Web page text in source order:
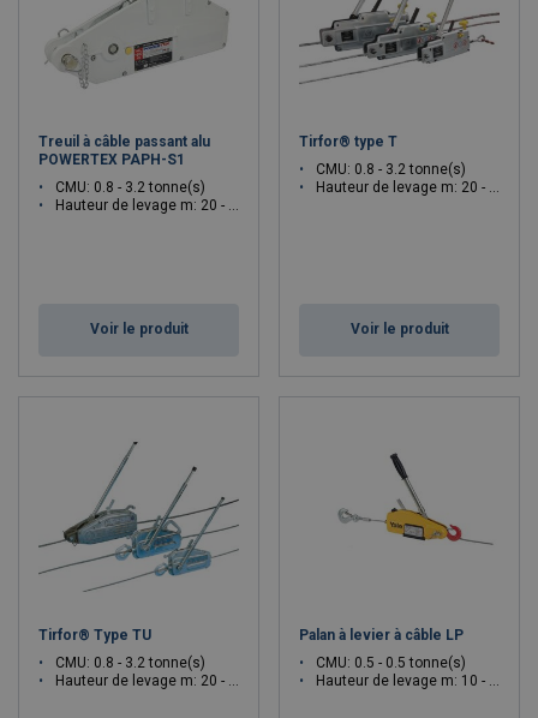
Treuil à câble passant alu
POWERTEX PAPH-S1
CMU: 0.8 - 3.2 tonne(s)
Hauteur de levage m: 20 - 20
Voir le produit
Tirfor® type T
CMU: 0.8 - 3.2 tonne(s)
Hauteur de levage m: 20 - 20
Voir le produit
Tirfor® Type TU
CMU: 0.8 - 3.2 tonne(s)
Hauteur de levage m: 20 - 20
Palan à levier à câble LP
CMU: 0.5 - 0.5 tonne(s)
Hauteur de levage m: 10 - 10